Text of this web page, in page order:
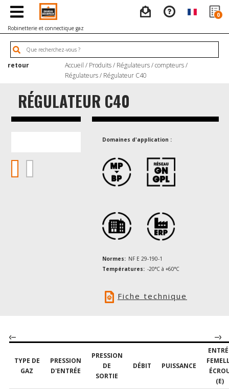
0
Robinetterie et connectique gaz
retour Accueil / Produits/ Régulateurs / compteurs/
Régulateurs/ Régulateur C40
RÉGULATEUR C40
Domaines d'application :
Normes: NF E 29-190-1
Températures: -20°C à +60°C
Fiche technique
TYPE DE
GAZ
PRESSION
D'ENTRÉE
PRESSION
DE
SORTIE
DÉBIT PUISSANCE
(E)